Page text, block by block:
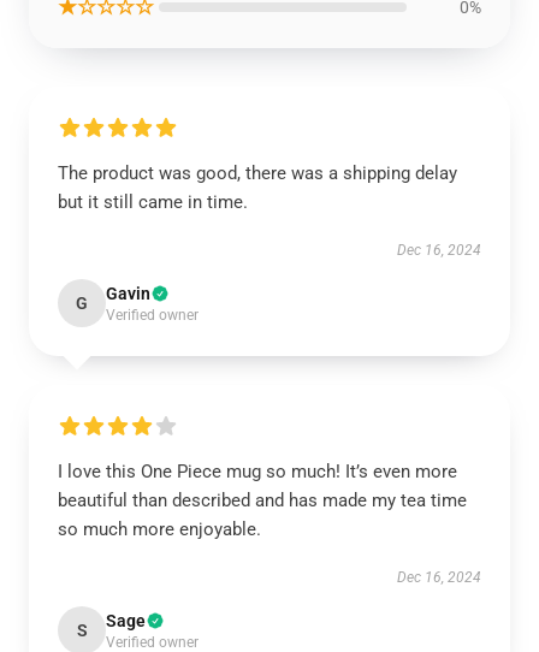
★☆☆☆☆ 0%
The product was good, there was a shipping delay
but it still came in time.
Dec 16, 2024
G Gavin
Verified owner
I love this One Piece mug so much! It’s even more
beautiful than described and has made my tea time
so much more enjoyable.
Dec 16, 2024
S Sage
Verified owner